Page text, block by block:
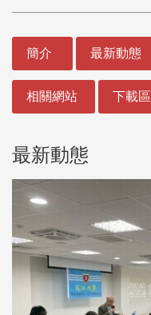
簡介 最新動態
相關網站 下載區
最新動態